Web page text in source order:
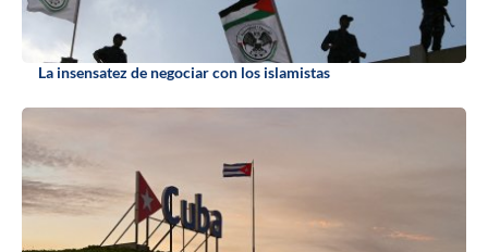
La insensatez de negociar con los islamistas